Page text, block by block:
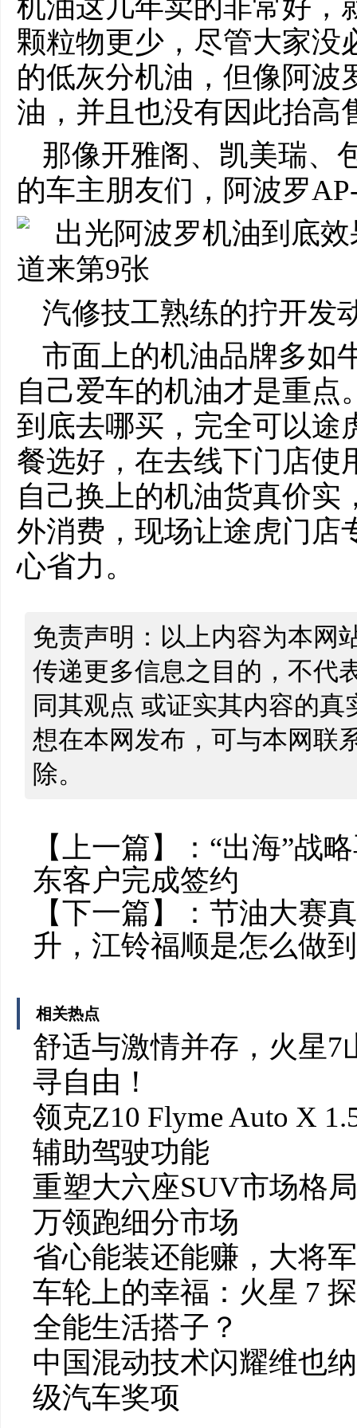
机油这几年卖的非常好，
颗粒物更少，尽管大家没
的低灰分机油，但像阿波
油，并且也没有因此抬高
那像开雅阁、凯美瑞、
的车主朋友们，阿波罗
汽修技工熟练的拧开发
市面上的机油品牌多如
自己爱车的机油才是重点
到底去哪买，完全可以途
餐选好，在去线下门店使
自己换上的机油货真价实
外消费，现场让途虎门店
心省力。
免责声明：以上内容为本网
传递更多信息之目的，不代
同其观点 或证实其内容的
想在本网发布，可与本网联
除。
【上一篇】： “出海”战
东客户完成签约
【下一篇】： 节油大赛
升，江铃福顺是怎么做
相关热点
舒适与激情并存，火星
寻自由！
领克Z10 Flyme Auto X
辅助驾驶功能
重塑大六座SUV市场格
万领跑细分市场
省心能装还能赚，大将
车轮上的幸福：火星 7
全能生活搭子？
中国混动技术闪耀维也
级汽车奖项